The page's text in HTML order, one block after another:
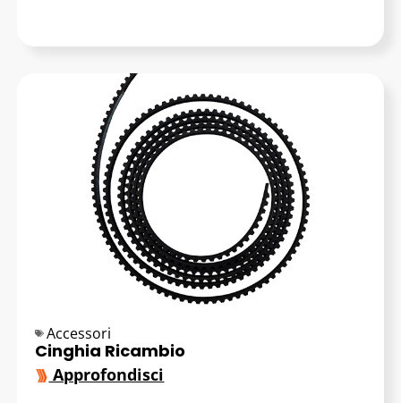
Accessori
Cinghia Ricambio
Approfondisci